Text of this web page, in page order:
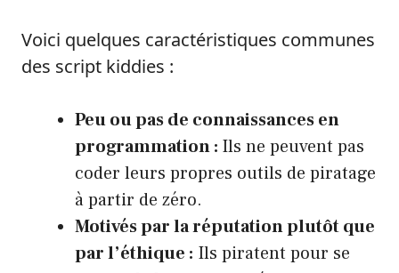
Voici quelques caractéristiques communes
des script kiddies :
Peu ou pas de connaissances en
programmation : Ils ne peuvent pas
coder leurs propres outils de piratage
à partir de zéro.
Motivés par la réputation plutôt que
par l’éthique : Ils piratent pour se